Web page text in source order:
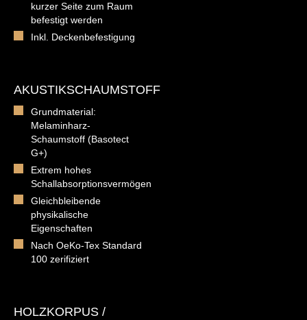
kurzer Seite zum Raum
befestigt werden
Inkl. Deckenbefestigung
AKUSTIKSCHAUMSTOFF
Grundmaterial:
Melaminharz-
Schaumstoff (Basotect
G+)
Extrem hohes
Schallabsorptionsvermögen
Gleichbleibende
physikalische
Eigenschaften
Nach OeKo-Tex Standard
100 zerifiziert
HOLZKORPUS /